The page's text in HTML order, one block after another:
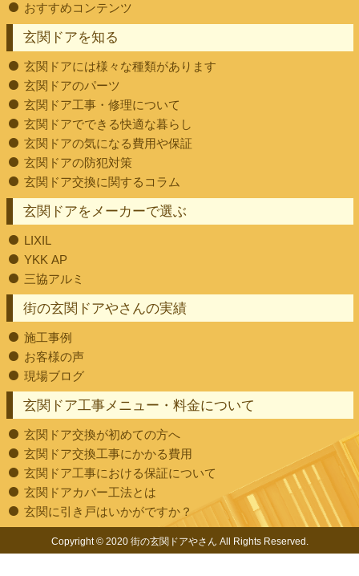
おすすめコンテンツ
街の玄関ドアやさんの実績
施工事例
お客様の声
現場ブログ
玄関ドアを知る
玄関ドアには様々な種類があります
玄関ドアのパーツ
玄関ドア工事・修理について
玄関ドアでできる快適な暮らし
玄関ドアの気になる費用や保証
玄関ドアの防犯対策
玄関ドア交換に関するコラム
玄関ドア工事メニュー・料金について
玄関ドア交換が初めての方へ
玄関ドア交換工事にかかる費用
玄関ドア工事における保証について
玄関ドアカバー工法とは
玄関に引き戸はいかがですか？
玄関ドアをメーカーで選ぶ
LIXIL
YKK AP
三協アルミ
Copyright © 2020 街の玄関ドアやさん All Rights Reserved.